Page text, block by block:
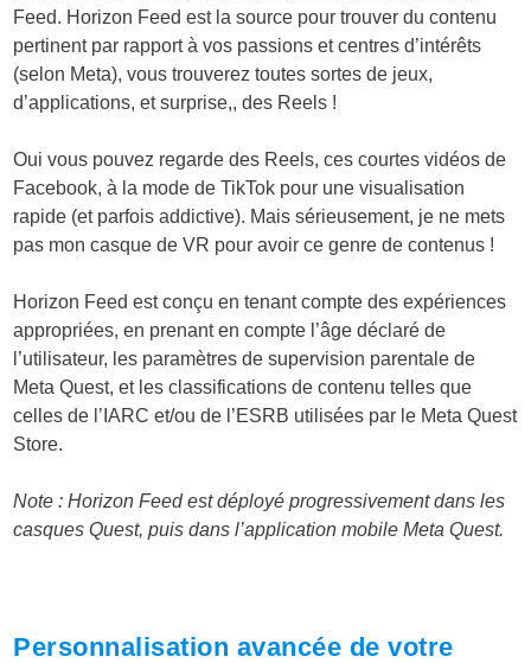
Feed. Horizon Feed est la source pour trouver du contenu
pertinent par rapport à vos passions et centres d’intérêts
(selon Meta), vous trouverez toutes sortes de jeux,
d’applications, et surprise,, des Reels !
Oui vous pouvez regarde des Reels, ces courtes vidéos de
Facebook, à la mode de TikTok pour une visualisation
rapide (et parfois addictive). Mais sérieusement, je ne mets
pas mon casque de VR pour avoir ce genre de contenus !
Horizon Feed est conçu en tenant compte des expériences
appropriées, en prenant en compte l’âge déclaré de
l’utilisateur, les paramètres de supervision parentale de
Meta Quest, et les classifications de contenu telles que
celles de l’IARC et/ou de l’ESRB utilisées par le Meta Quest
Store.
Note : Horizon Feed est déployé progressivement dans les
casques Quest, puis dans l’application mobile Meta Quest.
Personnalisation avancée de votre